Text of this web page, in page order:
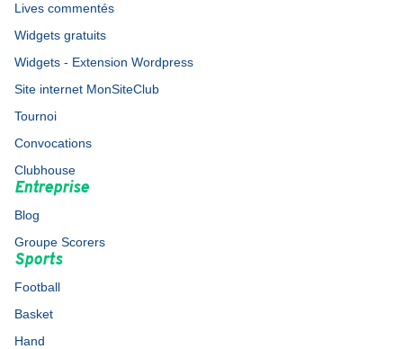
Lives commentés
Widgets gratuits
Widgets - Extension Wordpress
Site internet MonSiteClub
Tournoi
Convocations
Clubhouse
Entreprise
Blog
Groupe Scorers
Sports
Football
Basket
Hand